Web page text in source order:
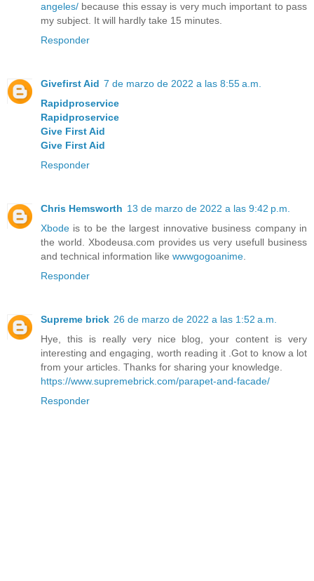
angeles/ because this essay is very much important to pass
my subject. It will hardly take 15 minutes.
Responder
Givefirst Aid 7 de marzo de 2022 a las 8:55 a.m.
Rapidproservice
Rapidproservice
Give First Aid
Give First Aid
Responder
Chris Hemsworth 13 de marzo de 2022 a las 9:42 p.m.
Xbode is to be the largest innovative business company in
the world. Xbodeusa.com provides us very usefull business
and technical information like wwwgogoanime.
Responder
Supreme brick 26 de marzo de 2022 a las 1:52 a.m.
Hye, this is really very nice blog, your content is very
interesting and engaging, worth reading it .Got to know a lot
from your articles. Thanks for sharing your knowledge.
https://www.supremebrick.com/parapet-and-facade/
Responder